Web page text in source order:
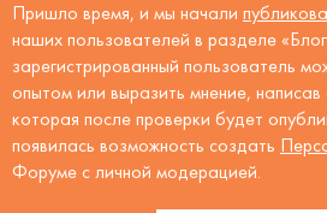
Пришло время, и мы начали
наших пользователей в разделе
зарегистрированный пользователь
опытом или выразить мнение,
которая после проверки будет
появилась возможность создать
Форуме с личной модерацией.